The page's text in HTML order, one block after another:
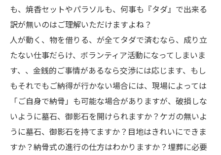
も、焼香セットやパラソルも、何事も『タダ』で出来る
訳が無いのはご理解いただけますよね？
人が動く、物を借りる、が全てタダで済むなら、成り立
たない仕事だらけ、ボランティア活動になってしまいま
す、、金銭的ご事情があるなら交渉には応じます、もし
もそれでもご納得が行かない場合には、現場によっては
「ご自身で納骨」も可能な場合がありますが、破損しな
いように墓石、御影石を開けられますか？ケガの無いよ
うに墓石、御影石を持てますか？目地はきれいにできま
すか？納骨式の進行の仕方はわかりますか？埋葬に必要